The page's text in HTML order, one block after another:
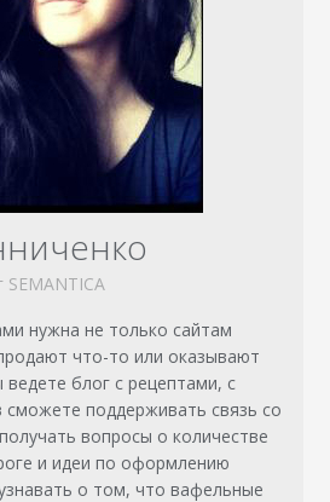
нужна не только сайтам
что-то или оказывают
ведете блог с рецептами, с
поддерживать связь со
вопросы о количестве
и идеи по оформлению
о том, что вафельные